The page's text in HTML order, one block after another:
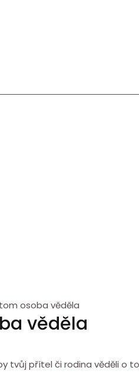
osoba věděla
věděla
tvůj přítel či rodina věděli o